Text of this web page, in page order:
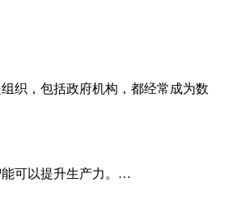
织，包括政府机构，都经常成为数
能可以提升生产力。…